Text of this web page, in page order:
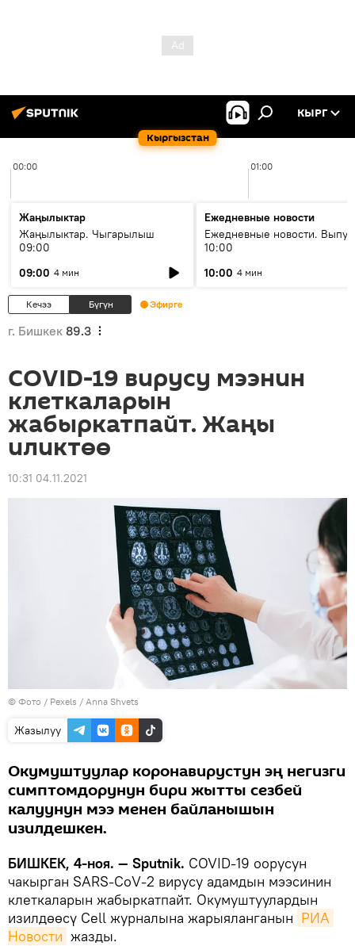
Кыргызстан
КЫРГ
00:00 01:00
Жаңылыктар
Жаңылыктар. Чыгарылыш
09:00
09:00 4 мин
Ежедневные новости
Ежедневные новости.
10:00
10:00 4 мин
Кечээ Бүгүн Эфирге
г. Бишкек 89.3
COVID-19 вирусу мээнин
клеткаларын
жабыркатпайт. Жаңы
иликтөө
10:31 04.11.2021
© Фото / Pexels / Anna Shvets
Жазылуу
Окумуштуулар коронавирустун эң негизги
симптомдорунун бири жытты сезбей
калуунун мээ менен байланышын
изилдешкен.
БИШКЕК, 4-ноя. — Sputnik. COVID-19 оорусун
чакырган SARS-CoV-2 вирусу адамдын мээсинин
клеткаларын жабыркатпайт. Окумуштуулардын
изилдөөсү Cell журналына жарыяланганын РИА
Новости жазды.